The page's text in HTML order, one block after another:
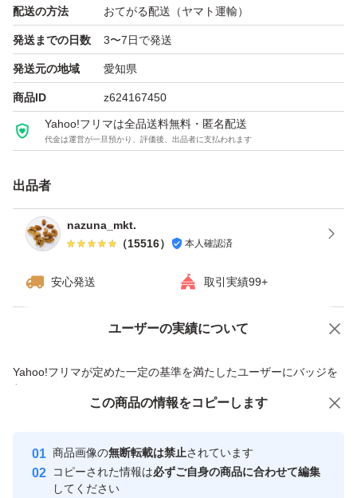
通常より深煎りで香ばしいカシューナッツを使用しており
ます^ ^
★全てご注文いただいてから袋詰いたしますので、新鮮な
ナッツをお届けいたします^ - ^
★チャック付き袋でのお届けですので、保存にも便利！
もナッツがしけてしまう可能性がございます。ご理解・ご
了承下さい。
#素焼きアーモンド
#ドライフルーツ
#ナッツミックス
配送の方法 おてがる配送（ヤマト運輸）
発送までの日数 3〜7日で発送
発送元の地域 愛知県
商品ID z624167450
Yahoo!フリマは全品送料無料・匿名配送
代金は運営が一旦預かり、評価後、出品者に支払われます
出品者
nazuna_mkt.
（15516） 本人確認済
安心発送 取引実績99+
ユーザーの実績について
Yahoo!フリマが定めた一定の基準を満たしたユーザーにバッジを
付与しています
安心取引出品者
心・安全なユーザーです
取引実績
価格の相談 商品への質問
この商品の情報をコピーします
商品画像の無断転載は禁止されています
コピーされた情報は必ずご自身の商品に合わせて編集
してください
この商品をみている人にオススメ